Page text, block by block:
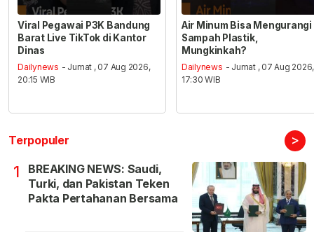
Viral Pegawai P3K Bandung
Barat Live TikTok di Kantor
Dinas
Dailynews - Jumat , 07 Aug 2026,
20:15 WIB
Air Minum Bisa Mengurangi
Sampah Plastik,
Mungkinkah?
Dailynews - Jumat , 07 Aug 2026,
17:30 WIB
Terpopuler >
1
BREAKING NEWS: Saudi,
Turki, dan Pakistan Teken
Pakta Pertahanan Bersama